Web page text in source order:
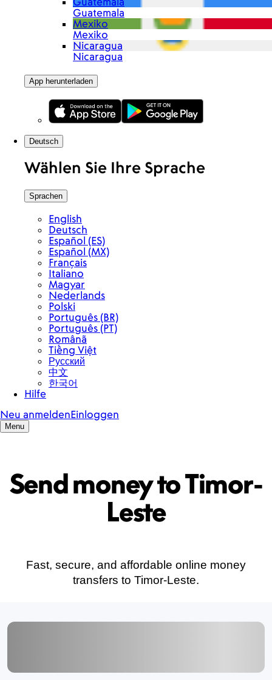
Send money to Timor-
Leste
Fast, secure, and affordable online money
transfers to Timor-Leste.